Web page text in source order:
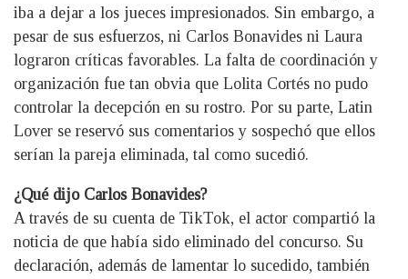
iba a dejar a los jueces impresionados. Sin embargo, a
pesar de sus esfuerzos, ni Carlos Bonavides ni Laura
lograron críticas favorables. La falta de coordinación y
organización fue tan obvia que Lolita Cortés no pudo
controlar la decepción en su rostro. Por su parte, Latin
Lover se reservó sus comentarios y sospechó que ellos
serían la pareja eliminada, tal como sucedió.
¿Qué dijo Carlos Bonavides?
A través de su cuenta de TikTok, el actor compartió la
noticia de que había sido eliminado del concurso. Su
declaración, además de lamentar lo sucedido, también